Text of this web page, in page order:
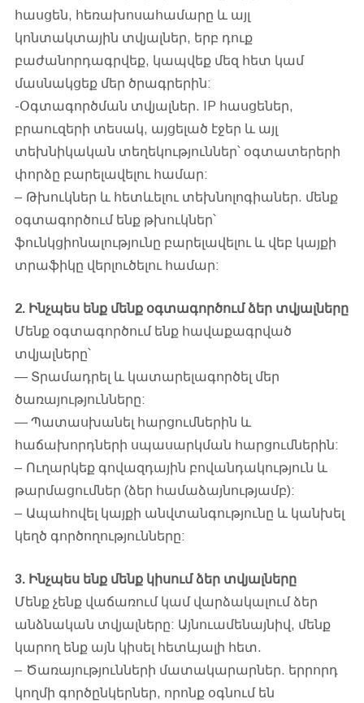
հասցեն, հեռախոսահամարը և այլ
կոնտակտային տվյալներ, երբ դուք
բաժանորդագրվեք, կապվեք մեզ հետ կամ
մասնակցեք մեր ծրագրերին:
-Օգտագործման տվյալներ. IP հասցեներ,
բրաուզերի տեսակ, այցելած էջեր և այլ
տեխնիկական տեղեկություններ՝ օգտատերերի
փորձը բարելավելու համար:
– Թխուկներ և հետևելու տեխնոլոգիաներ. մենք
օգտագործում ենք թխուկներ՝
ֆունկցիոնալությունը բարելավելու և վեբ կայքի
տրաֆիկը վերլուծելու համար:
2. Ինչպես ենք մենք օգտագործում ձեր տվյալները
Մենք օգտագործում ենք հավաքագրված
տվյալները՝
— Տրամադրել և կատարելագործել մեր
ծառայությունները:
— Պատասխանել հարցումներին և
հաճախորդների սպասարկման հարցումներին:
– Ուղարկեք գովազդային բովանդակություն և
թարմացումներ (ձեր համաձայնությամբ):
– Ապահովել կայքի անվտանգությունը և կանխել
կեղծ գործողությունները:
3. Ինչպես ենք մենք կիսում ձեր տվյալները
Մենք չենք վաճառում կամ վարձակալում ձեր
անձնական տվյալները: Այնուամենայնիվ, մենք
կարող ենք այն կիսել հետևյալի հետ.
– Ծառայությունների մատակարարներ. երրորդ
կողմի գործընկերներ, որոնք օգնում են